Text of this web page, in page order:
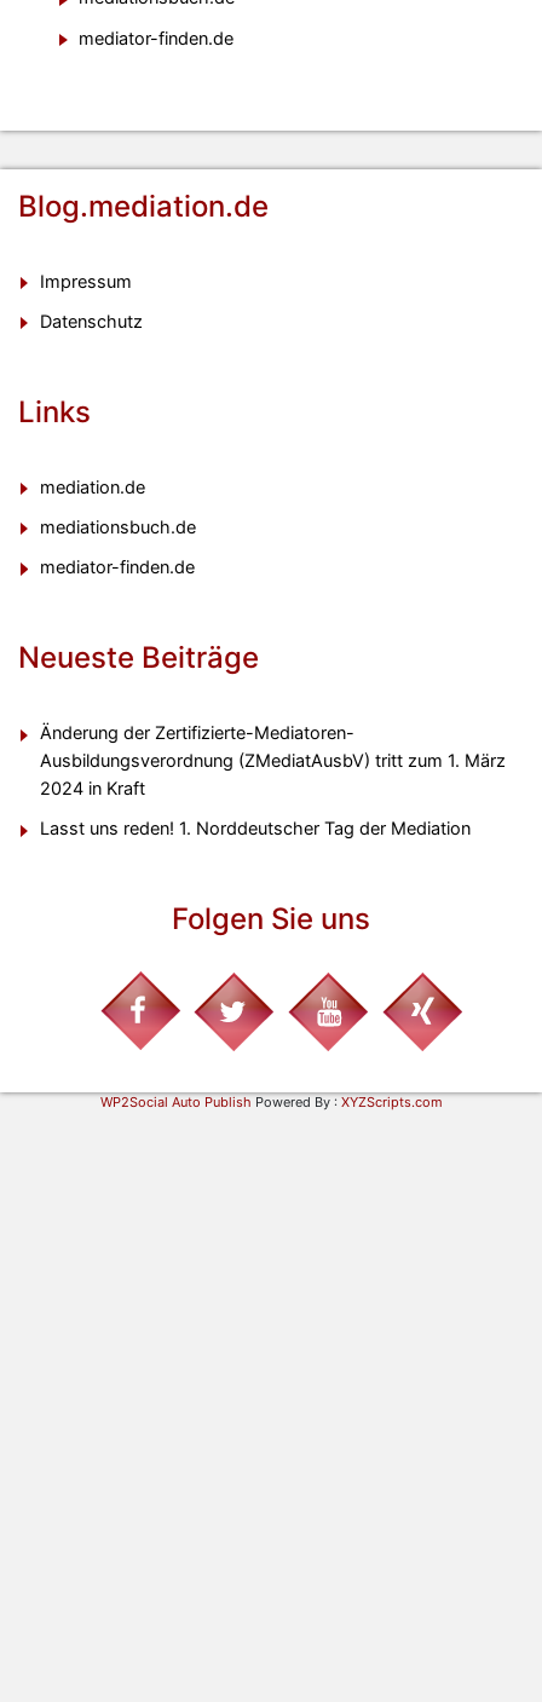
mediator-finden.de
Blog.mediation.de
Impressum
Datenschutz
Links
mediation.de
mediationsbuch.de
mediator-finden.de
Neueste Beiträge
Änderung der Zertifizierte-Mediatoren-
Ausbildungsverordnung (ZMediatAusbV) tritt zum 1. März
2024 in Kraft
Lasst uns reden! 1. Norddeutscher Tag der Mediation
Folgen Sie uns
WP2Social Auto Publish Powered By : XYZScripts.com